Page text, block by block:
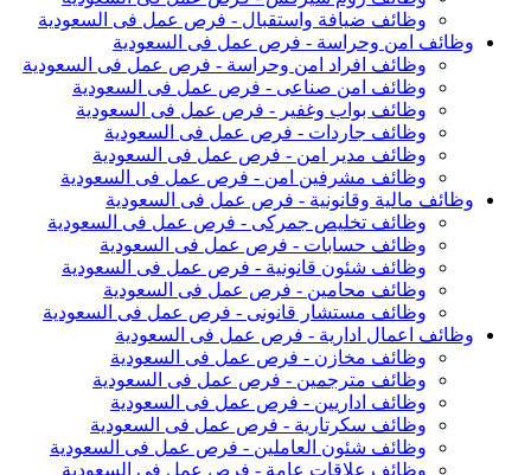
وظائف ضيافة واستقبال - فرص عمل فى السعودية
وظائف امن وحراسة - فرص عمل فى السعودية
وظائف افراد امن وحراسة - فرص عمل فى السعودية
وظائف امن صناعى - فرص عمل فى السعودية
وظائف بواب وغفير - فرص عمل فى السعودية
وظائف جاردات - فرص عمل فى السعودية
وظائف مدير امن - فرص عمل فى السعودية
وظائف مشرفين امن - فرص عمل فى السعودية
وظائف مالية وقانونية - فرص عمل فى السعودية
وظائف تخليص جمركى - فرص عمل فى السعودية
وظائف حسابات - فرص عمل فى السعودية
وظائف شئون قانونية - فرص عمل فى السعودية
وظائف محامين - فرص عمل فى السعودية
وظائف مستشار قانونى - فرص عمل فى السعودية
وظائف اعمال ادارية - فرص عمل فى السعودية
وظائف مخازن - فرص عمل فى السعودية
وظائف مترجمين - فرص عمل فى السعودية
وظائف اداريين - فرص عمل فى السعودية
وظائف سكرتارية - فرص عمل فى السعودية
وظائف شئون العاملين - فرص عمل فى السعودية
وظائف علاقات عامة - فرص عمل فى السعودية